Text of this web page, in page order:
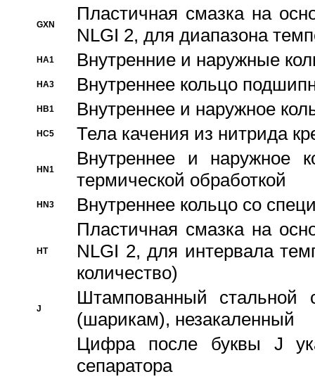
GXN
Пластичная смазка на
NLGI 2, для диапазона
HA1 Внутренние и наружные
HA3 Bнутреннее кольцо
HB1 Bнутреннее и наружное
HC5 Тела качения из нитрида
HN1
Bнутреннее и наружное
термической обработкой
HN3 Внутреннее кольцо со
HT
Пластичная смазка на
NLGI 2, для интервала
количество)
J
Штампованный стальной
(шарикам), незакаленный
Цифра после буквы J
сепаратора